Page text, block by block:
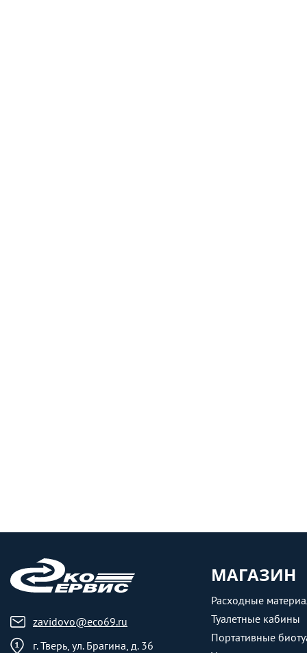
zavidovo@eco69.ru
г. Тверь, ул. Брагина, д. 36
МАГАЗИН
Расходные
Туалетные кабины
Портативные